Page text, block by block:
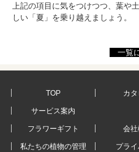
上記の項目に気をつけつつ、葉や
しい「夏」を乗り越えましょう。
一覧
TOP カ
サービス案内
フラワーギフト 会
私たちの植物の管理 プラ